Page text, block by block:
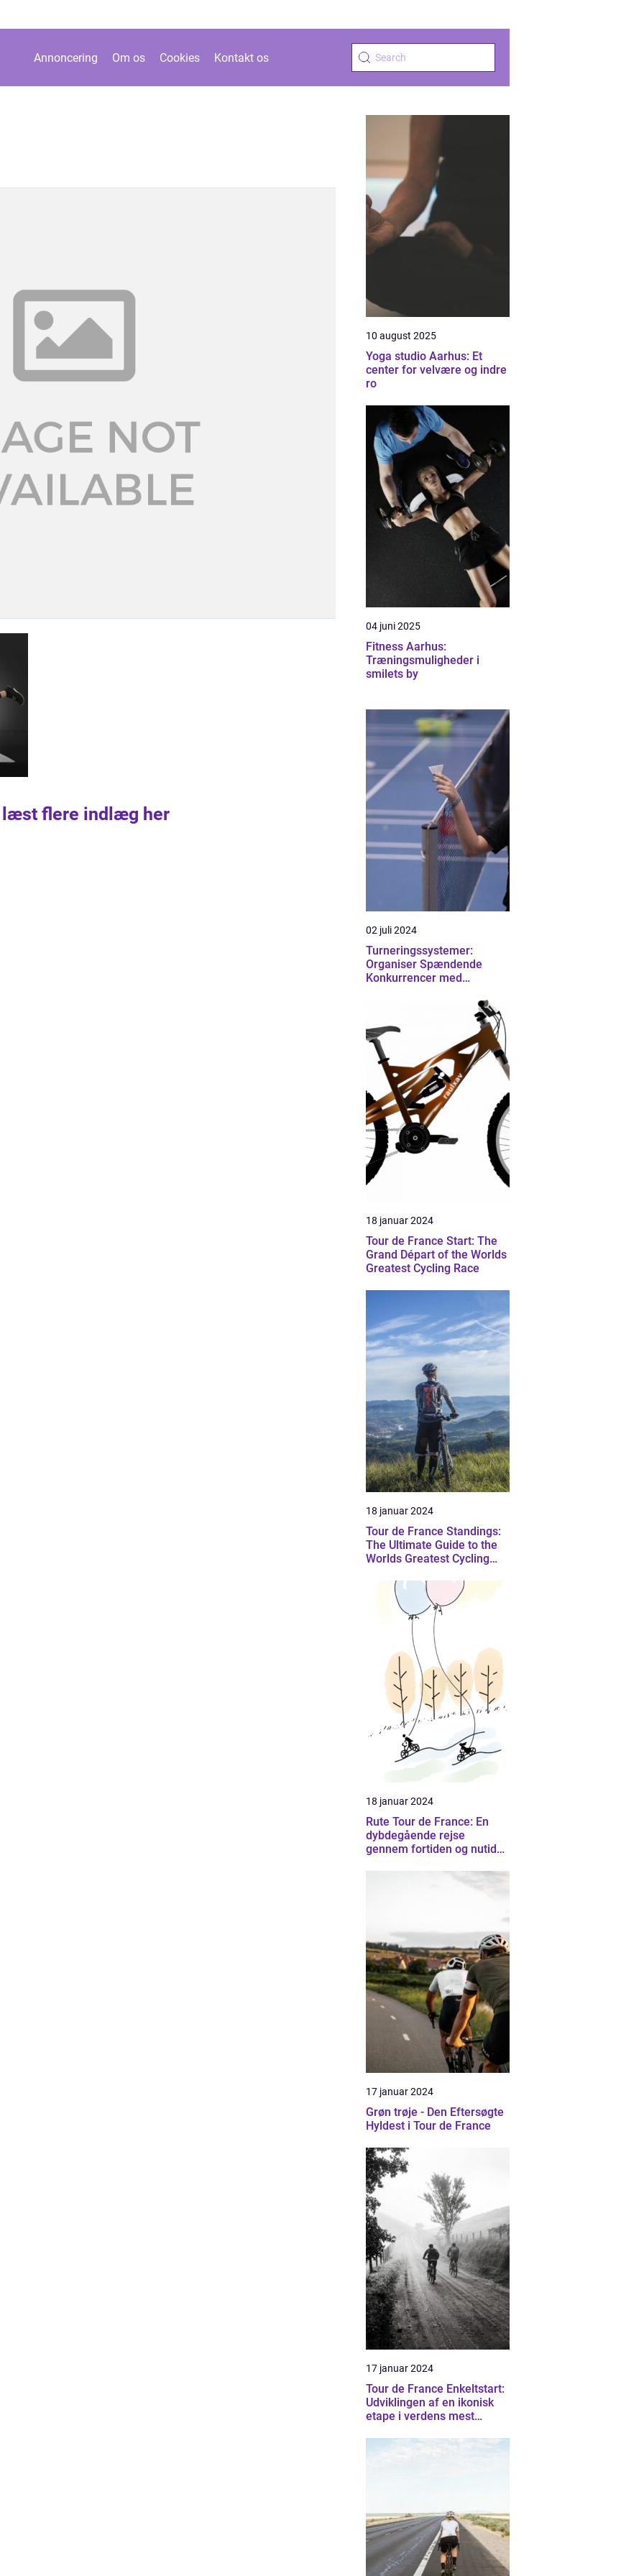
Annoncering Om os Cookies Kontakt os
læst flere indlæg her
10 august 2025
Yoga studio Aarhus: Et
center for velvære og indre
ro
04 juni 2025
Fitness Aarhus:
Træningsmuligheder i
smilets by
02 juli 2024
Turneringssystemer:
Organiser Spændende
Konkurrencer med
18 januar 2024
Tour de France Start: The
Grand Départ of the Worlds
Greatest Cycling Race
18 januar 2024
Tour de France Standings:
The Ultimate Guide to the
Worlds Greatest Cycling
18 januar 2024
Rute Tour de France: En
dybdegående rejse
gennem fortiden og nutiden
prestigefyldte cykelløb
17 januar 2024
Grøn trøje - Den Eftersøgte
Hyldest i Tour de France
17 januar 2024
Tour de France Enkeltstart:
Udviklingen af en ikonisk
etape i verdens mest